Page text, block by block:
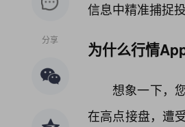
分享
信息中精准捕捉
为什么行情
想象一下，
在高点接盘，遭